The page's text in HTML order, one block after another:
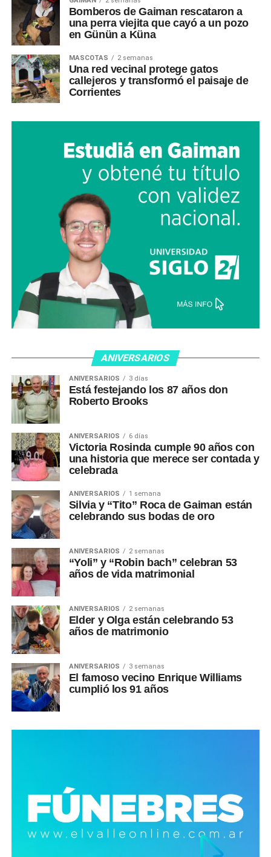
Bomberos de Gaiman rescataron a
una perra viejita que cayó a un pozo
en Günün a Küna
MASCOTAS 2 semanas
Una red vecinal protege gatos
callejeros y transformó el paisaje de
Corrientes
ANIVERSARIOS
ANIVERSARIOS 3 días
Está festejando los 87 años don
Roberto Brooks
ANIVERSARIOS 6 días
Victoria Rosinda cumple 90 años con
una historia que merece ser contada y
celebrada
ANIVERSARIOS 1 semana
Silvia y “Tito” Roca de Gaiman están
celebrando sus bodas de oro
ANIVERSARIOS 2 semanas
“Yoli” y “Robin bach” celebran 53
años de vida matrimonial
ANIVERSARIOS 2 semanas
Elder y Olga están celebrando 53
años de matrimonio
ANIVERSARIOS 3 semanas
El famoso vecino Enrique Williams
cumplió los 91 años